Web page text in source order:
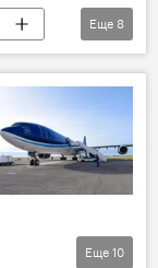
замминистра экономического развития России Дмитрий Вольвач
Еще 8
Еще 10